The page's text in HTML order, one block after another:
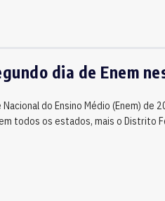
dia de Enem
do Ensino Médio (Enem) de
todos os estados, mais o Distrito